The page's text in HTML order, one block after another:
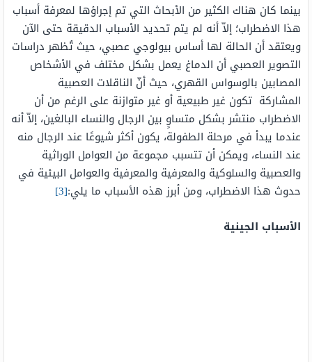
بينما كان هناك الكثير من الأبحاث التي تم إجراؤها لمعرفة أسباب
هذا الاضطراب؛ إلاّ أنه لم يتم تحديد الأسباب الدقيقة حتى الآن
ويعتقد أن الحالة لها أساس بيولوجي عصبي، حيث تُظهر دراسات
التصوير العصبي أن الدماغ يعمل بشكل مختلف في الأشخاص
المصابين بالوسواس القهري، حيث أنّ الناقلات العصبية
المشاركة تكون غير طبيعية أو غير متوازنة على الرغم من أن
الاضطراب منتشر بشكل متساوٍ بين الرجال والنساء البالغين، إلاّ أنه
عندما يبدأ في مرحلة الطفولة، يكون أكثر شيوعًا عند الرجال منه
عند النساء، ويمكن أن تتسبب مجموعة من العوامل الوراثية
والعصبية والسلوكية والمعرفية والمعرفية والعوامل البيئية في
حدوث هذا الاضطراب، ومن أبرز هذه الأسباب ما يلي:[3]
الأسباب الجينية